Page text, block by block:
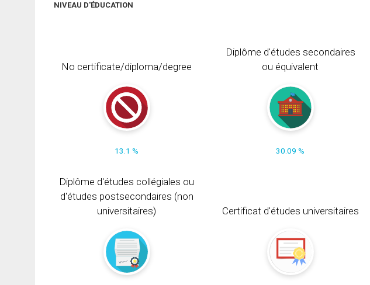
NIVEAU D'ÉDUCATION
No certificate/diploma/degree
13.1 %
Diplôme d'études secondaires
ou équivalent
30.09 %
Diplôme d'études collégiales ou
d'études postsecondaires (non
universitaires)
Certificat d'études universitaires